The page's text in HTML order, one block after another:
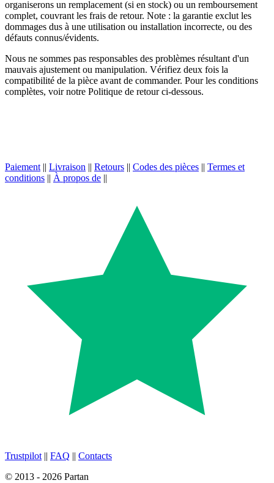
organiserons un remplacement (si en stock) ou un remboursement
complet, couvrant les frais de retour. Note : la garantie exclut les
dommages dus à une utilisation ou installation incorrecte, ou des
défauts connus/évidents.
Nous ne sommes pas responsables des problèmes résultant d'un
mauvais ajustement ou manipulation. Vérifiez deux fois la
compatibilité de la pièce avant de commander. Pour les conditions
complètes, voir notre Politique de retour ci-dessous.
Paiement || Livraison || Retours || Codes des pièces || Termes et
conditions || À propos de ||
Trustpilot || FAQ || Contacts
© 2013 - 2026 Partan